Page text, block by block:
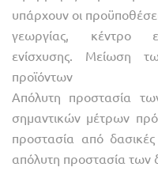
υπάρχουν οι
γεωργίας, κέντρο
ενίσχυσης. Μείωση
προϊόντων
Απόλυτη προστασία
σημαντικών μέτρων
προστασία από
απόλυτη προστασία των